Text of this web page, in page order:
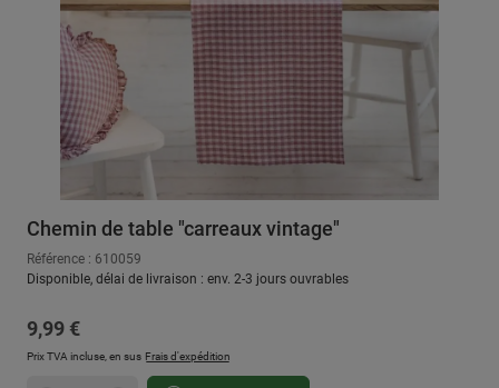
Chemin de table "carreaux vintage"
Référence : 610059
Disponible, délai de livraison : env. 2-3 jours ouvrables
Prix régulier :
9,99 €
Prix TVA incluse, en sus Frais d'expédition